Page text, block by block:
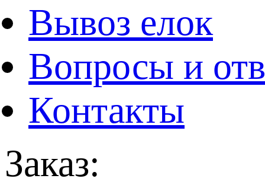
Вывоз елок
Вопросы и
Контакты
Заказ: